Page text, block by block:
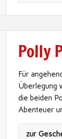
Polly
Für
Überlegung
die beiden
Abenteuer
zur